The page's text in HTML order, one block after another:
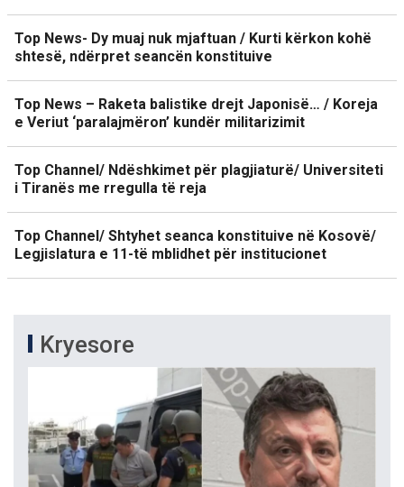
Top News- Dy muaj nuk mjaftuan / Kurti kërkon kohë
shtesë, ndërpret seancën konstituive
Top News – Raketa balistike drejt Japonisë… / Koreja
e Veriut ‘paralajmëron’ kundër militarizimit
Top Channel/ Ndëshkimet për plagjiaturë/ Universiteti
i Tiranës me rregulla të reja
Top Channel/ Shtyhet seanca konstituive në Kosovë/
Legjislatura e 11-të mblidhet për institucionet
Kryesore